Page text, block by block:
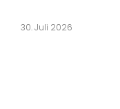
30. Juli 2026